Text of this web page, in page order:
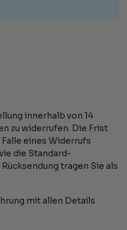
innerhalb von 14
zu widerrufen. Die Frist
eines Widerrufs
die Standard-
tragen Sie als
mit allen Details